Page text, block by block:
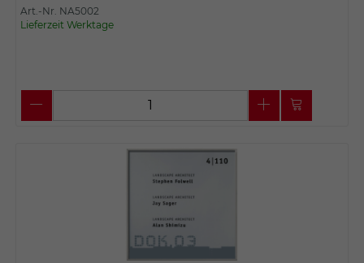
Art.-Nr. NA5002
Lieferzeit Werktage